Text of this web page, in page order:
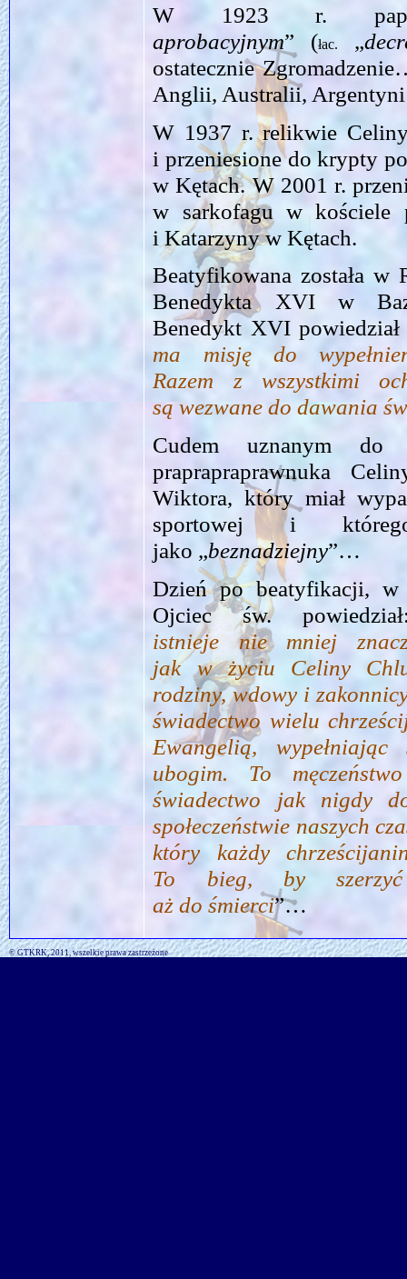
W 1923 r.
aprobacyjnym” (łac. „
ostatecznie
Anglii, Australii,
W 1937 r. relikwie
i przeniesione do krypty
w Kętach. W 2001 r.
w sarkofagu w kościele
i Katarzyny w Kętach.
Beatyfikowana została w
Benedykta XVI w
Benedykt XVI powiedział
ma misję do
Razem z wszystkimi
są wezwane do dawania
Cudem uznanym do
praprapraprawnuka
Wiktora, który miał
sportowej i
jako „beznadziejny”…
Dzień po beatyfikacji,
Ojciec św.
istnieje nie mniej
jak w życiu Celiny
rodziny, wdowy i
świadectwo wielu
Ewangelią,
ubogim. To
świadectwo jak nigdy
społeczeństwie naszych
który każdy
To bieg, by szerzyć
aż do śmierci”…
© GTKRK, 2011, wszelkie prawa zastrzeżone